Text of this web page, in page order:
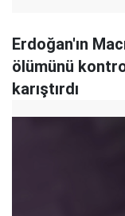
Erdoğan'ın
ölümünü
karıştırdı